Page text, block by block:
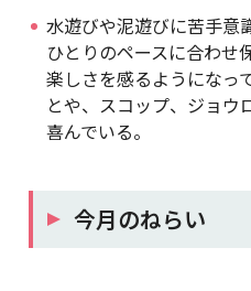
水遊びや泥遊びに苦手意
ひとりのペースに合わせ
楽しさを感るようになっ
とや、スコップ、ジョウ
喜んでいる。
今月のねらい